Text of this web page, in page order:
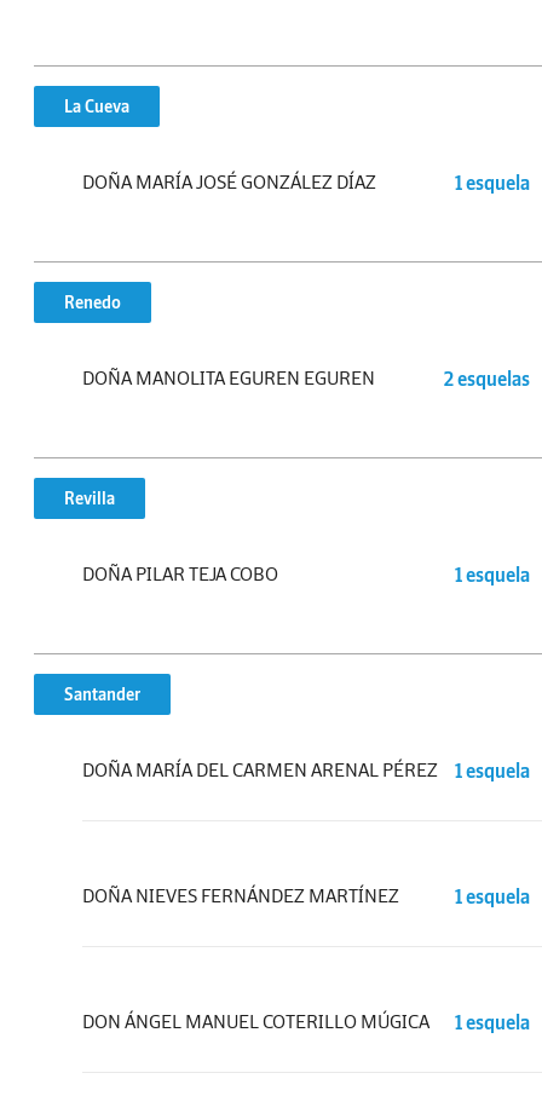
La Cueva
DOÑA MARÍA JOSÉ GONZÁLEZ DÍAZ 1 esquela
Renedo
DOÑA MANOLITA EGUREN EGUREN 2 esquelas
Revilla
DOÑA PILAR TEJA COBO 1 esquela
Santander
DOÑA MARÍA DEL CARMEN ARENAL PÉREZ 1 esquela
DOÑA NIEVES FERNÁNDEZ MARTÍNEZ 1 esquela
DON ÁNGEL MANUEL COTERILLO MÚGICA 1 esquela